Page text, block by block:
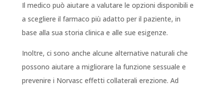
Il medico può aiutare a valutare le opzioni disponibili e
a scegliere il farmaco più adatto per il paziente, in
base alla sua storia clinica e alle sue esigenze.
Inoltre, ci sono anche alcune alternative naturali che
possono aiutare a migliorare la funzione sessuale e
prevenire i Norvasc effetti collaterali erezione. Ad